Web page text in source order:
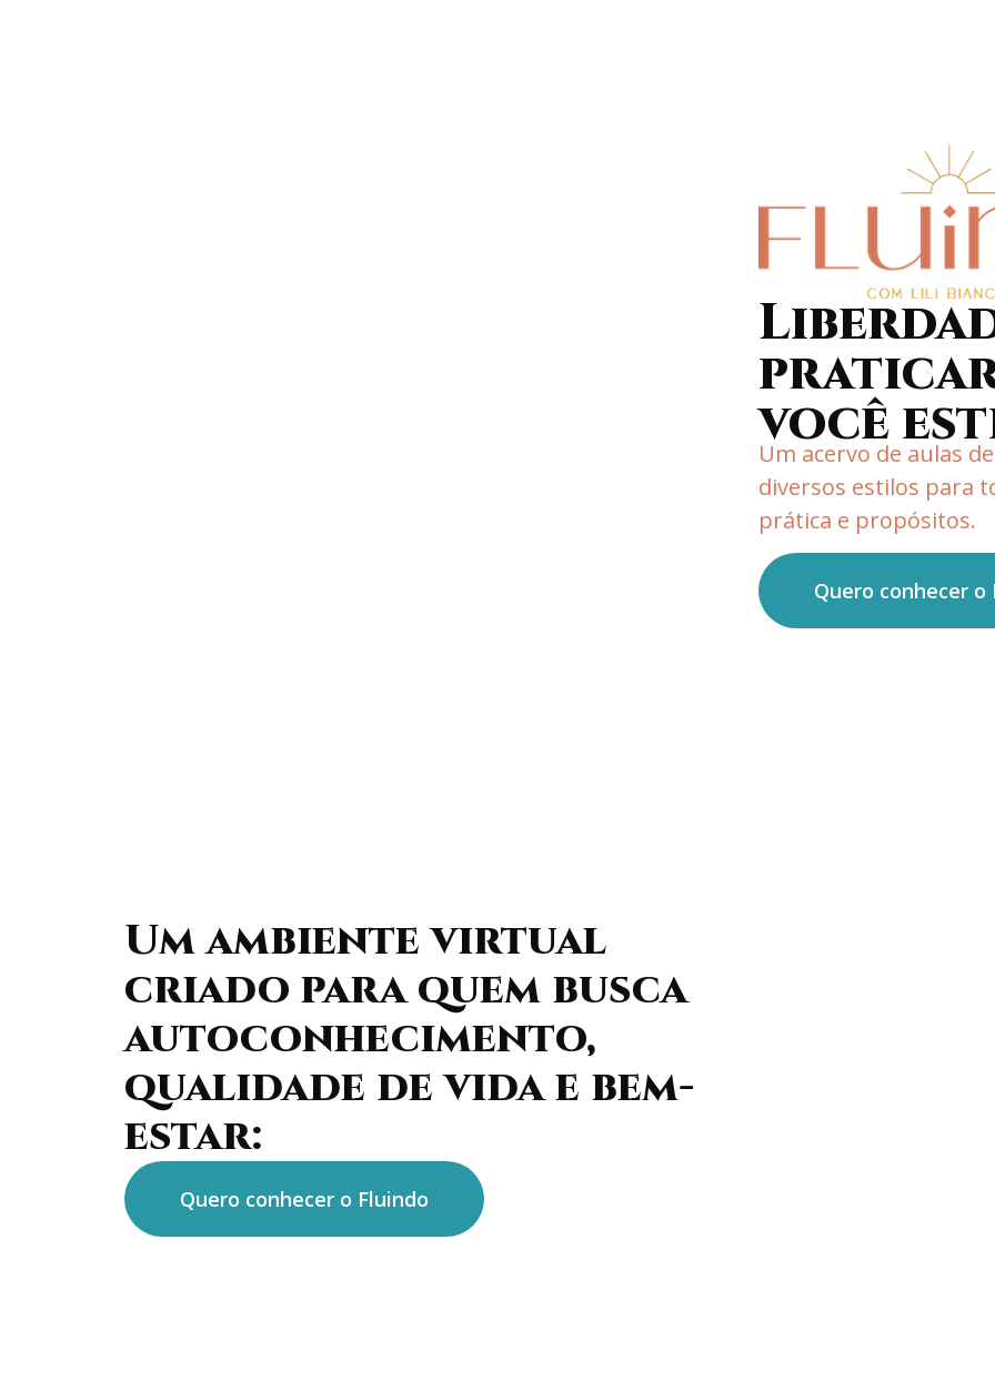
praticar
você
Um acervo de aulas
diversos estilos para
prática e propósitos.
Quero conhecer o
Um ambiente virtual
criado para quem busca
autoconhecimento,
qualidade de vida e bem-
estar:
Quero conhecer o Fluindo